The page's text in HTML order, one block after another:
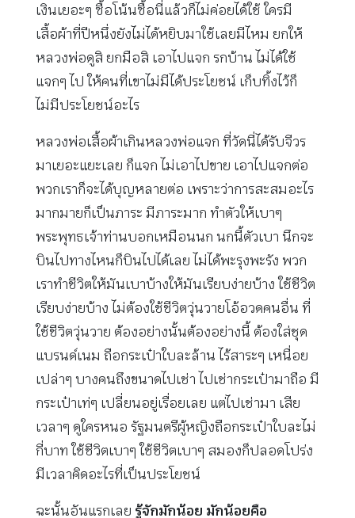
เงินเยอะๆ ซื้อโน้นซื้อนี่แล้วก็ไม่ค่อยได้ใช้ ใครมี
เสื้อผ้าที่ปีหนึ่งยังไม่ได้หยิบมาใช้เลยมีไหม ยกให้
หลวงพ่อดูสิ ยกมือสิ เอาไปแจก รกบ้าน ไม่ได้ใช้
แจกๆ ไป ให้คนที่เขาไม่มีได้ประโยชน์ เก็บทิ้งไว้ก็
ไม่มีประโยชน์อะไร
หลวงพ่อเสื้อผ้าเกินหลวงพ่อแจก ที่วัดนี่ได้รับจีวร
มาเยอะแยะเลย ก็แจก ไม่เอาไปขาย เอาไปแจกต่อ
พวกเราก็จะได้บุญหลายต่อ เพราะว่าการสะสมอะไร
มากมายก็เป็นภาระ มีภาระมาก ทำตัวให้เบาๆ
พระพุทธเจ้าท่านบอกเหมือนนก นกนี้ตัวเบา นึกจะ
บินไปทางไหนก็บินไปได้เลย ไม่ได้พะรุงพะรัง พวก
เราทำชีวิตให้มันเบาบ้างให้มันเรียบง่ายบ้าง ใช้ชีวิต
เรียบง่ายบ้าง ไม่ต้องใช้ชีวิตวุ่นวายโอ้อวดคนอื่น ที่
ใช้ชีวิตวุ่นวาย ต้องอย่างนั้นต้องอย่างนี้ ต้องใส่ชุด
แบรนด์เนม ถือกระเป๋าใบละล้าน ไร้สาระๆ เหนื่อย
เปล่าๆ บางคนถึงขนาดไปเช่า ไปเช่ากระเป๋ามาถือ มี
กระเป๋าเท่ๆ เปลี่ยนอยู่เรื่อยเลย แต่ไปเช่ามา เสีย
เวลาๆ ดูใครหนอ รัฐมนตรีผู้หญิงถือกระเป๋าใบละไม่
กี่บาท ใช้ชีวิตเบาๆ ใช้ชีวิตเบาๆ สมองก็ปลอดโปร่ง
มีเวลาคิดอะไรที่เป็นประโยชน์
ฉะนั้นอันแรกเลย รู้จักมักน้อย มักน้อยคือ